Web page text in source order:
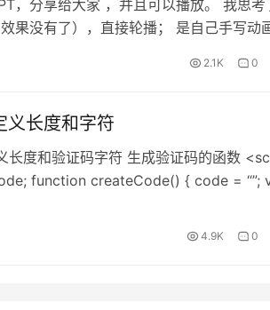
，分享给大家 ，并且可以播放。 我思考
果没有了），直接轮播； 是自己手写动
2.1K 0
义长度和字符
长度和验证码字符 生成验证码的函数
function createCode() { code = “”;
4.9K 0